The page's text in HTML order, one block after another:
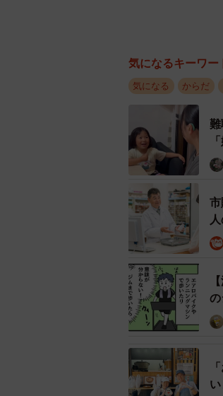
山形大学Well-
科・腎臓・透析・
気になるキーワー
気になる からだ
市